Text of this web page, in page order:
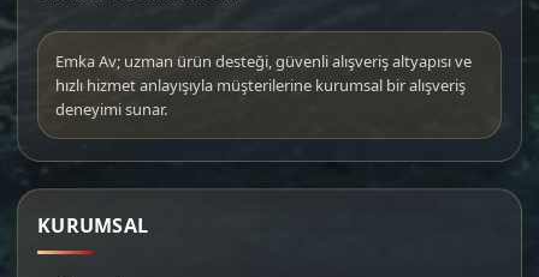
Emka Av; uzman ürün desteği, güvenli alışveriş altyapısı ve
hızlı hizmet anlayışıyla müşterilerine kurumsal bir alışveriş
deneyimi sunar.
KURUMSAL